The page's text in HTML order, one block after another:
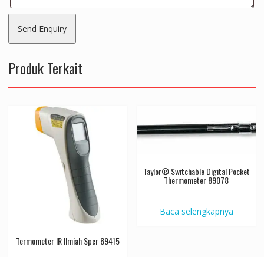
Produk Terkait
Termometer IR Ilmiah Sper 89415
Taylor® Switchable Digital Pocket
Thermometer 89078
Baca selengkapnya